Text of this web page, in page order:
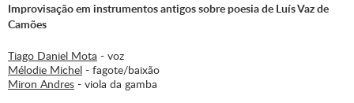
Improvisação em instrumentos antigos sobre poesia de Luís Vaz de
Camões
Tiago Daniel Mota - voz
Mélodie Michel - fagote/baixão
Miron Andres - viola da gamba